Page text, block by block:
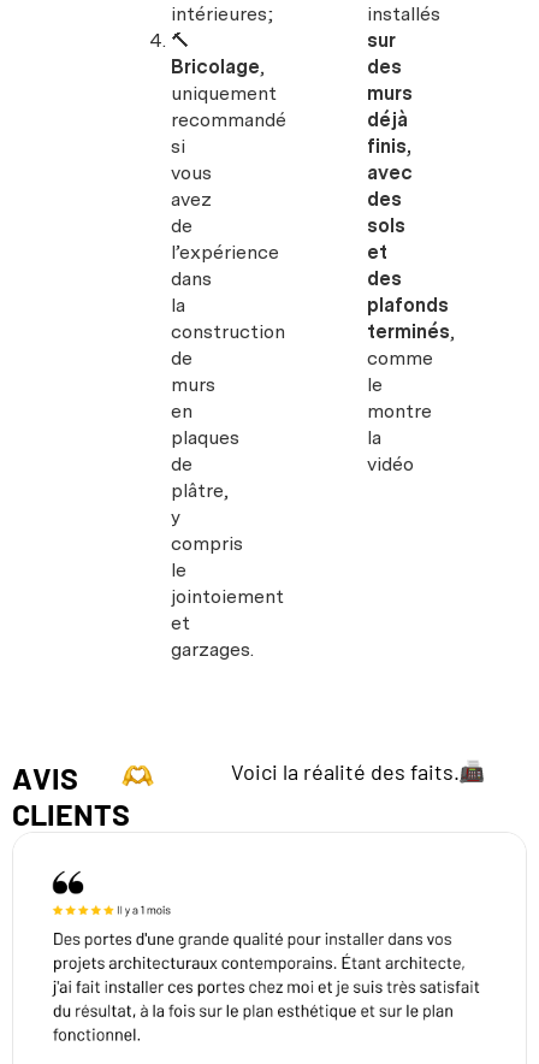
intérieures;
🔨
Bricolage,
uniquement
recommandé
si
vous
avez
de
l’expérience
dans
la
construction
de
murs
en
plaques
de
plâtre,
y
compris
le
jointoiement
et
garzages.
installés
sur
des
murs
déjà
finis,
avec
des
sols
et
des
plafonds
terminés,
comme
le
montre
la
vidéo
AVIS
CLIENTS
Voici la réalité des faits.